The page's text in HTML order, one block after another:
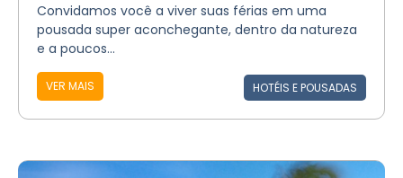
Convidamos você a viver suas férias em uma
pousada super aconchegante, dentro da natureza
e a poucos...
VER MAIS HOTÉIS E POUSADAS